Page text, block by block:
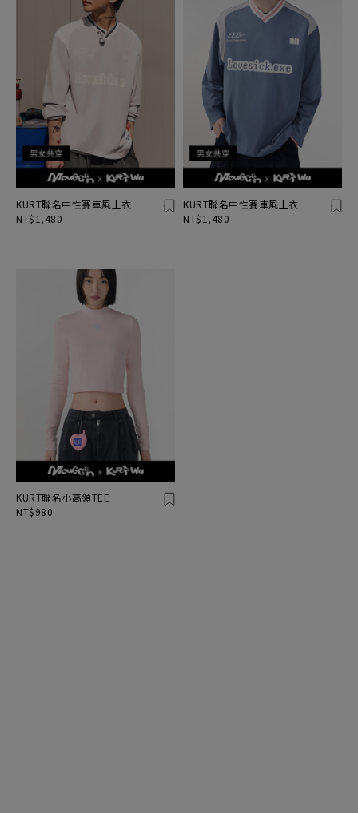
KURT聯名中性賽車風上衣
NT$1,480
KURT聯名中性賽車風上衣
NT$1,480
KURT聯名小高領TEE
NT$980